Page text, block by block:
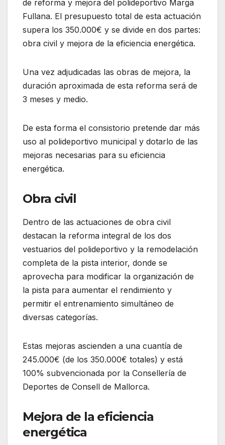
de reforma y mejora del polideportivo Marga
Fullana. El presupuesto total de esta actuación
supera los 350.000€ y se divide en dos partes:
obra civil y mejora de la eficiencia energética.
Una vez adjudicadas las obras de mejora, la
duración aproximada de esta reforma será de
3 meses y medio.
De esta forma el consistorio pretende dar más
uso al polideportivo municipal y dotarlo de las
mejoras necesarias para su eficiencia
energética.
Obra civil
Dentro de las actuaciones de obra civil
destacan la reforma integral de los dos
vestuarios del polideportivo y la remodelación
completa de la pista interior, donde se
aprovecha para modificar la organización de
la pista para aumentar el rendimiento y
permitir el entrenamiento simultáneo de
diversas categorías.
Estas mejoras ascienden a una cuantía de
245.000€ (de los 350.000€ totales) y está
100% subvencionada por la Consellería de
Deportes de Consell de Mallorca.
Mejora de la eficiencia
energética